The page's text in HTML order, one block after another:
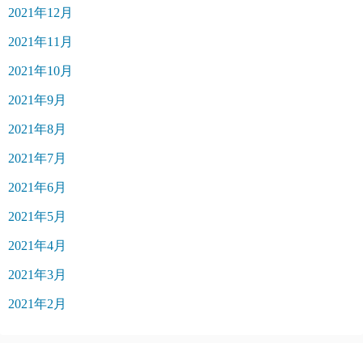
2021年12月
2021年11月
2021年10月
2021年9月
2021年8月
2021年7月
2021年6月
2021年5月
2021年4月
2021年3月
2021年2月